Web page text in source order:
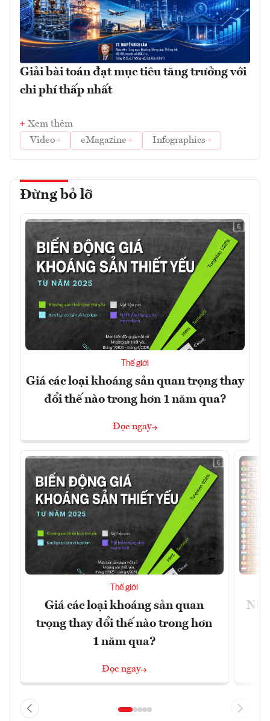
Giải bài toán đạt mục tiêu tăng trưởng với
chi phí thấp nhất
Xem thêm
Video
eMagazine Infographics
Đừng bỏ lỡ
Thế giới
Giá các loại khoáng sản quan trọng thay
đổi thế nào trong hơn 1 năm qua?
Đọc ngay
Thế giới
Giá các loại khoáng sản quan
trọng thay đổi thế nào trong hơn
1 năm qua?
Đọc ngay